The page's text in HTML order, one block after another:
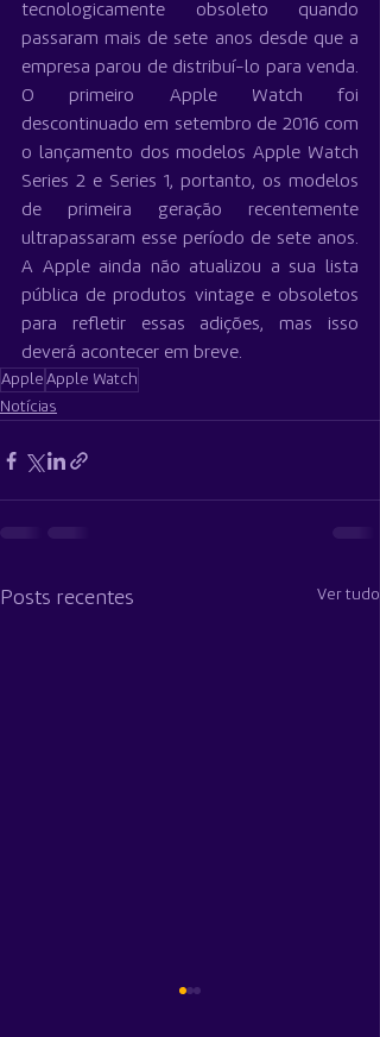
tecnologicamente obsoleto quando
passaram mais de sete anos desde que a
empresa parou de distribuí-lo para venda.
O primeiro Apple Watch foi
descontinuado em setembro de 2016 com
o lançamento dos modelos Apple Watch
Series 2 e Series 1, portanto, os modelos
de primeira geração recentemente
ultrapassaram esse período de sete anos.
A Apple ainda não atualizou a sua lista
pública de produtos vintage e obsoletos
para refletir essas adições, mas isso
deverá acontecer em breve.
Apple Apple Watch
Notícias
Posts recentes Ver tudo